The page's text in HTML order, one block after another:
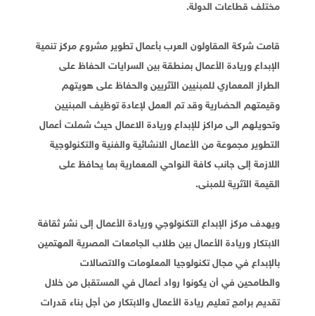
مختلف قطاعات الدولة.
قامت شركة المقاولون العرب بأعمال تطوير مشروع مركز تنمية
الإبداع وريادة الأعمال بمنطقة بين السرايات الحفاظ على
الطراز المعماري للمبنيين الآثريين والحفاظ على هويتهم
وقيمتهم الحضارية وقد تم العمل لإعادة توظيف المبنيين
وتحويلهم الى مراكز للإبداع وريادة الاعمال حيث شملت أعمال
التطوير مجموعة من الأعمال الانشائية والفنية والتكنولوجية
اللازمة إلى جانب كافة النواحي المعمارية بما يحافظ على
القيمة الآثرية للمبنى.
ويهدف مركز الإبداع التكنولوجي وريادة الأعمال إلى نشر ثقافة
الابتكار وريادة الأعمال بين طلاب الجامعات المصرية المهتمين
بالإبداع في مجال تكنولوجيا المعلومات والاتصالات
والطامحين في أن يكونوا رواد أعمال في المستقبل من خلال
تقديم برامج تعليم ريادة الأعمال والابتكار من أجل بناء قدرات